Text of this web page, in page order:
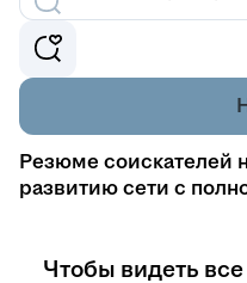
Резюме соискателей
развитию сети с
Чтобы видеть